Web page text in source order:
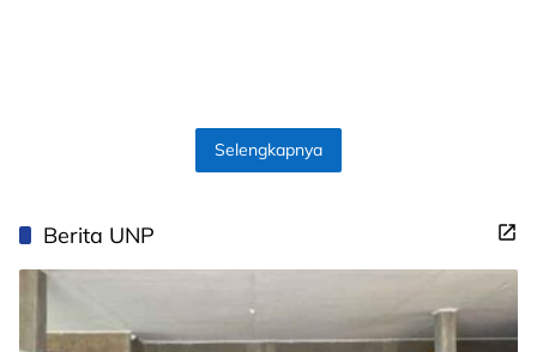
Selengkapnya
Berita UNP